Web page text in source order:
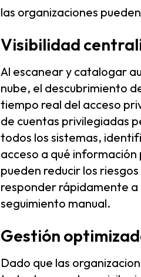
las organizaciones
Visibilidad
Al escanear y catalogar
nube, el descubrimiento
tiempo real del acceso
de cuentas privilegiadas
todos los sistemas,
acceso a qué
pueden reducir los
responder rápidamente a
seguimiento manual.
Gestión
Dado que las